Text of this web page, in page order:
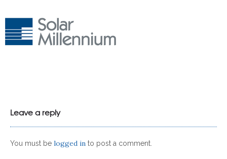
Leave a reply
You must be logged in to post a comment.